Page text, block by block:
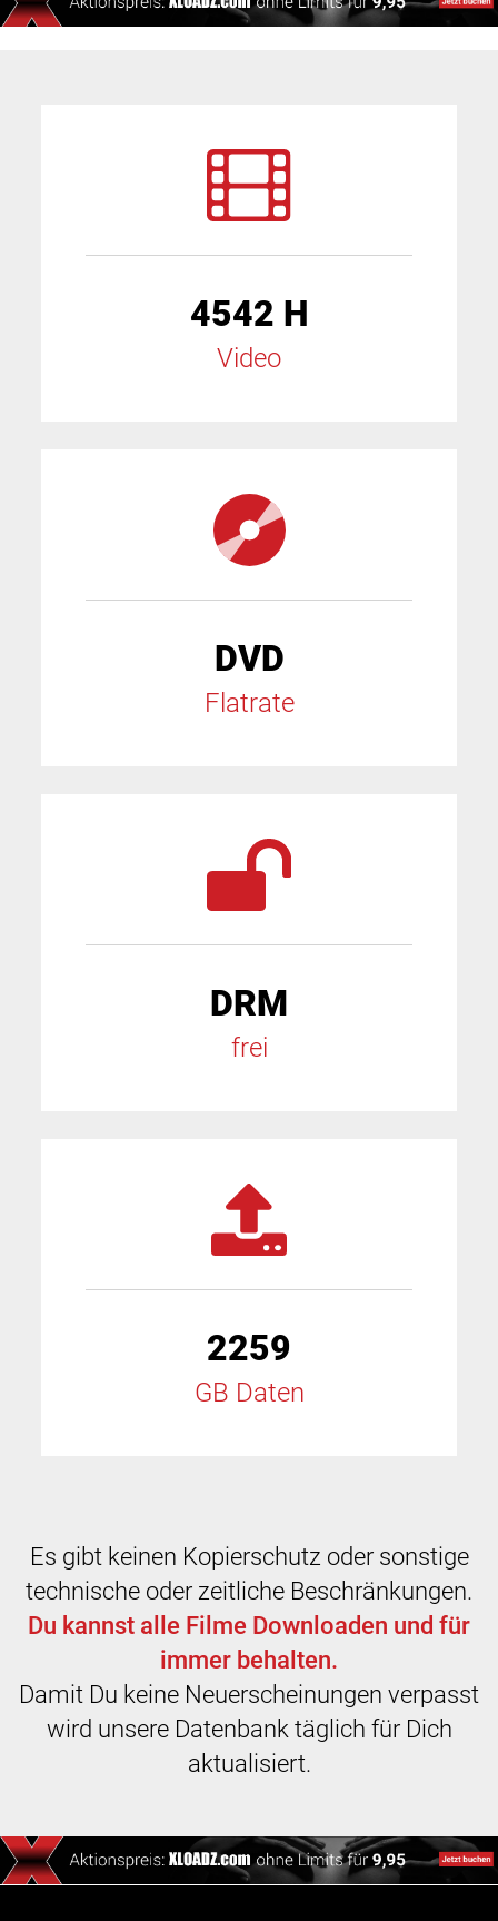
4542 H
Video
DVD
Flatrate
DRM
frei
2259
GB Daten
Es gibt keinen Kopierschutz oder sonstige
technische oder zeitliche Beschränkungen.
Du kannst alle Filme Downloaden und für
immer behalten.
Damit Du keine Neuerscheinungen verpasst
wird unsere Datenbank täglich für Dich
aktualisiert.